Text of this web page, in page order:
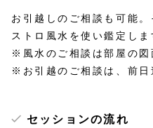
お引越しのご相談も可能
ストロ風水を使い鑑定しま
※風水のご相談は部屋の図
※お引越のご相談は、前日
セッションの流れ